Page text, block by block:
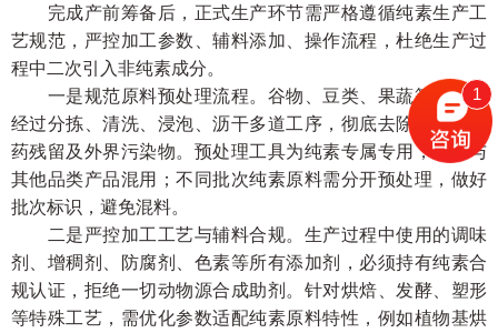
完成产前筹备后，正式生产环节需严格遵循纯素生产工
艺规范，严控加工参数、辅料添加、操作流程，杜绝生产过
程中二次引入非纯素成分。
一是规范原料预处理流程。谷物、豆类、果蔬等主料需
经过分拣、清洗、浸泡、沥干多道工序，彻底去除杂质、农
药残留及外界污染物。预处理工具为纯素专属专用，不得与
其他品类产品混用；不同批次纯素原料需分开预处理，做好
批次标识，避免混料。
二是严控加工工艺与辅料合规。生产过程中使用的调味
剂、增稠剂、防腐剂、色素等所有添加剂，必须持有纯素合
规认证，拒绝一切动物源合成助剂。针对烘焙、发酵、塑形
等特殊工艺，需优化参数适配纯素原料特性，例如植物基烘
1